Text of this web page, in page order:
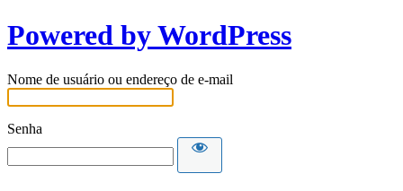
Powered by WordPress
Nome de usuário ou endereço de e-mail
Senha